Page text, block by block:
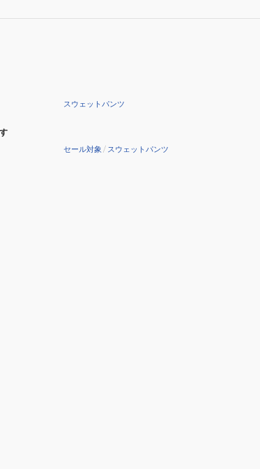
スウェットパンツ
セール対象 / スウェットパンツ